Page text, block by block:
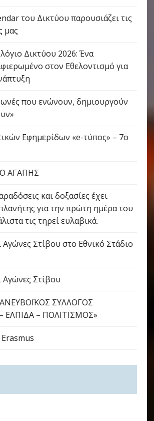
του Δικτύου παρουσιάζει τις
μας
Δικτύου 2026: Ένα
στον Εθελοντισμό για
που ενώνουν, δημιουργούν
Εφημερίδων «e-τύπος» – 7ο
ΑΓΑΠΗΣ
και δοξασίες έχει
για την πρώτη ημέρα του
τις τηρεί ευλαβικά.
Αγώνες Στίβου στο Εθνικό Στάδιο
Αγώνες Στίβου
ΣΥΛΛΟΓΟΣ
– ΠΟΛΙΤΙΣΜΟΣ»